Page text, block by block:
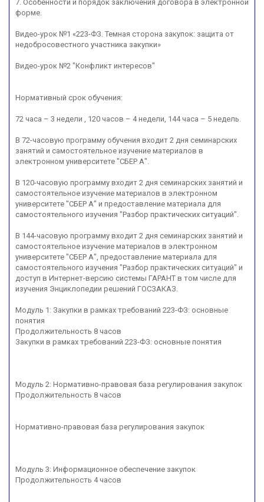
7. Особенности и порядок заключения договора в электронной
форме.
Видео-урок №1 «223-ФЗ. Темная сторона закупок: защита от
недобросовестного участника закупки»
Видео-урок №2 "Конфликт интересов"
Нормативный срок обучения:
72 часа – 3 недели , 120 часов – 4 недели, 144 часа – 5 недель.
В 72-часовую программу обучения входит 2 дня семинарских
занятий и самостоятельное изучение материалов в
электронном университете "СБЕР А".
В 120-часовую программу входит 2 дня семинарских занятий и
самостоятельное изучение материалов в электронном
университете "СБЕР А" и предоставление материала для
самостоятельного изучения "Разбор практических ситуаций".
В 144-часовую программу входит 2 дня семинарских занятий и
самостоятельное изучение материалов в электронном
университете "СБЕР А", предоставление материала для
самостоятельного изучения "Разбор практических ситуаций" и
доступ в Интернет-версию системы ГАРАНТ в том числе для
изучения Энциклопедии решений ГОСЗАКАЗ.
Модуль 1: Закупки в рамках требований 223-ФЗ: основные
понятия
Продолжительность 8 часов
Закупки в рамках требований 223-ФЗ: основные понятия
Модуль 2: Нормативно-правовая база регулирования закупок
Продолжительность 8 часов
Нормативно-правовая база регулирования закупок
Модуль 3: Информационное обеспечение закупок
Продолжительность 4 часов